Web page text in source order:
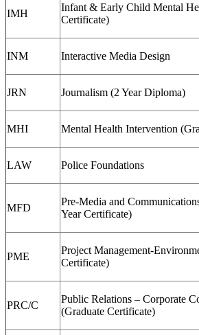
IMH
Infant & Early Child Mental
Certificate)
INM Interactive Media Design
JRN Journalism (2 Year Diploma)
MHI Mental Health Intervention
LAW Police Foundations
MFD
Pre-Media and
Year Certificate)
PME
Project Management-
Certificate)
PRC/C
Public Relations – Corporate
(Graduate Certificate)